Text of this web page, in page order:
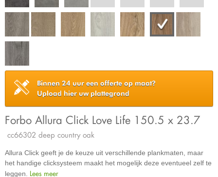
Binnen 24 uur een offerte op maat?
Upload hier uw plattegrond
Forbo Allura Click Love Life 150.5 x 23.7
cc66302 deep country oak
Allura Click geeft je de keuze uit verschillende plankmaten, maar
het handige clicksysteem maakt het mogelijk deze eventueel zelf te
leggen. Lees meer